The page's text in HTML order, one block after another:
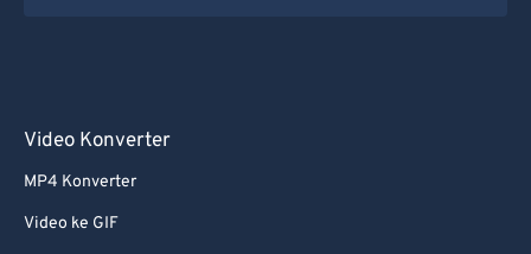
Video Konverter
MP4 Konverter
Video ke GIF